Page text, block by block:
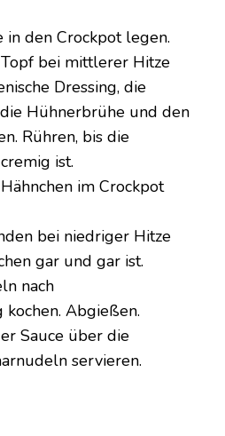
in den Crockpot legen.
bei mittlerer Hitze
Dressing, die
Hühnerbrühe und den
Rühren, bis die
ist.
im Crockpot
bei niedriger Hitze
gar und gar ist.
nach
kochen. Abgießen.
Sauce über die
servieren.